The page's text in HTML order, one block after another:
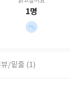
1명
뷰/밑줄 (1)